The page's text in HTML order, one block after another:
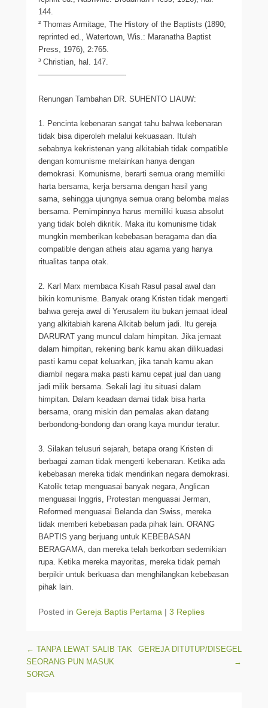
144.
² Thomas Armitage, The History of the Baptists (1890;
reprinted ed., Watertown, Wis.: Maranatha Baptist
Press, 1976), 2:765.
³ Christian, hal. 147.
———————————-
Renungan Tambahan DR. SUHENTO LIAUW:
1. Pencinta kebenaran sangat tahu bahwa kebenaran
tidak bisa diperoleh melalui kekuasaan. Itulah
sebabnya kekristenan yang alkitabiah tidak compatible
dengan komunisme melainkan hanya dengan
demokrasi. Komunisme, berarti semua orang memiliki
harta bersama, kerja bersama dengan hasil yang
sama, sehingga ujungnya semua orang belomba malas
bersama. Pemimpinnya harus memiliki kuasa absolut
yang tidak boleh dikritik. Maka itu komunisme tidak
mungkin memberikan kebebasan beragama dan dia
compatible dengan atheis atau agama yang hanya
ritualitas tanpa otak.
2. Karl Marx membaca Kisah Rasul pasal awal dan
bikin komunisme. Banyak orang Kristen tidak mengerti
bahwa gereja awal di Yerusalem itu bukan jemaat ideal
yang alkitabiah karena Alkitab belum jadi. Itu gereja
DARURAT yang muncul dalam himpitan. Jika jemaat
dalam himpitan, rekening bank kamu akan dilikuadasi
pasti kamu cepat keluarkan, jika tanah kamu akan
diambil negara maka pasti kamu cepat jual dan uang
jadi milik bersama. Sekali lagi itu situasi dalam
himpitan. Dalam keadaan damai tidak bisa harta
bersama, orang miskin dan pemalas akan datang
berbondong-bondong dan orang kaya mundur teratur.
3. Silakan telusuri sejarah, betapa orang Kristen di
berbagai zaman tidak mengerti kebenaran. Ketika ada
kebebasan mereka tidak mendirikan negara demokrasi.
Katolik tetap menguasai banyak negara, Anglican
menguasai Inggris, Protestan menguasai Jerman,
Reformed menguasai Belanda dan Swiss, mereka
tidak memberi kebebasan pada pihak lain. ORANG
BAPTIS yang berjuang untuk KEBEBASAN
BERAGAMA, dan mereka telah berkorban sedemikian
rupa. Ketika mereka mayoritas, mereka tidak pernah
berpikir untuk berkuasa dan menghilangkan kebebasan
pihak lain.
Posted in Gereja Baptis Pertama | 3 Replies
Post navigation
← TANPA LEWAT SALIB TAK
SEORANG PUN MASUK
SORGA
GEREJA DITUTUP/DISEGEL
→